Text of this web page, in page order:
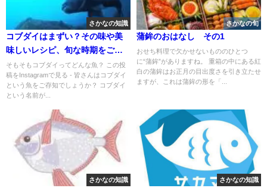
さかなの知識
コブダイはまずい？その味や美
味しいレシピ、旬な時期をご紹
介
そもそもコブダイってどんな魚？ この投
稿をInstagramで見る - 皆さんはコブダイ
という魚をご存知でしょうか？ コブダイ
という名前が...
さかなの旬
蒲鉾のおはなし その1
おせち料理で欠かせないもののひとつ
に“蒲鉾”がありますね。 重箱の中にある紅
白の蒲鉾はお正月の目出度さを引き立たせ
ますが、これは蒲鉾の形を「...
さかなの知識 さかなの知識